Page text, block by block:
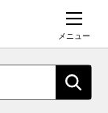
メニュー